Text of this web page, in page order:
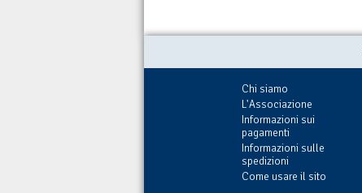
Chi siamo
L'Associazione
Informazioni sui
pagamenti
Informazioni sulle
spedizioni
Come usare il sito